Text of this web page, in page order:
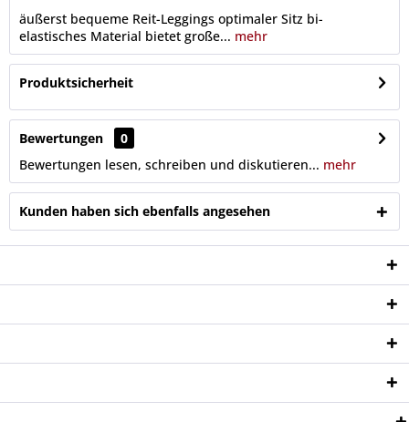
äußerst bequeme Reit-Leggings optimaler Sitz bi-
elastisches Material bietet große... mehr
Produktsicherheit
Bewertungen
0
Bewertungen lesen, schreiben und diskutieren... mehr
Kunden haben sich ebenfalls angesehen